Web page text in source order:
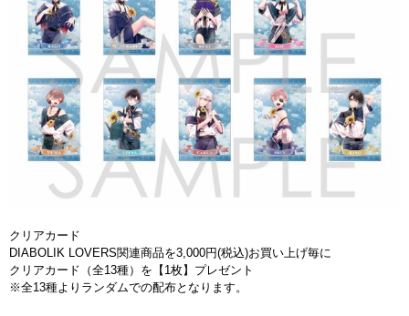
クリアカード
DIABOLIK LOVERS関連商品を3,000円(税込)お買い上げ毎に
クリアカード（全13種）を【1枚】プレゼント
※全13種よりランダムでの配布となります。